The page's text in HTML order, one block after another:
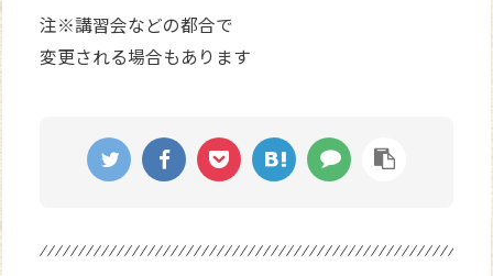
注※講習会などの都合で
変更される場合もあります